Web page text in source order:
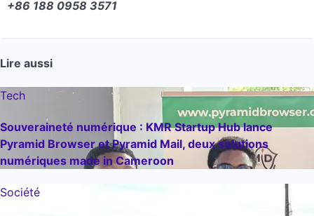
+86 188 0958 3571
Lire aussi
Tech
Souveraineté numérique : KMR Startup Hub lance
Pyramid Browser et Pyramid Mail, deux solutions
numériques made in Cameroon
Société